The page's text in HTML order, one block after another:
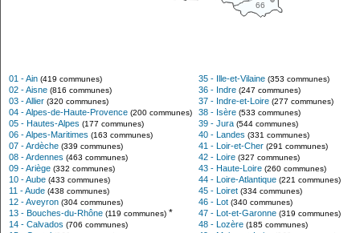
66
01 - Ain (419 communes)
02 - Aisne (816 communes)
03 - Allier (320 communes)
04 - Alpes-de-Haute-Provence (200 communes)
05 - Hautes-Alpes (177 communes)
06 - Alpes-Maritimes (163 communes)
07 - Ardèche (339 communes)
08 - Ardennes (463 communes)
09 - Ariège (332 communes)
10 - Aube (433 communes)
11 - Aude (438 communes)
12 - Aveyron (304 communes)
13 - Bouches-du-Rhône (119 communes) *
14 - Calvados (706 communes)
35 - Ille-et-Vilaine (353 communes)
36 - Indre (247 communes)
37 - Indre-et-Loire (277 communes)
38 - Isère (533 communes)
39 - Jura (544 communes)
40 - Landes (331 communes)
41 - Loir-et-Cher (291 communes)
42 - Loire (327 communes)
43 - Haute-Loire (260 communes)
44 - Loire-Atlantique (221 communes)
45 - Loiret (334 communes)
46 - Lot (340 communes)
47 - Lot-et-Garonne (319 communes)
48 - Lozère (185 communes)